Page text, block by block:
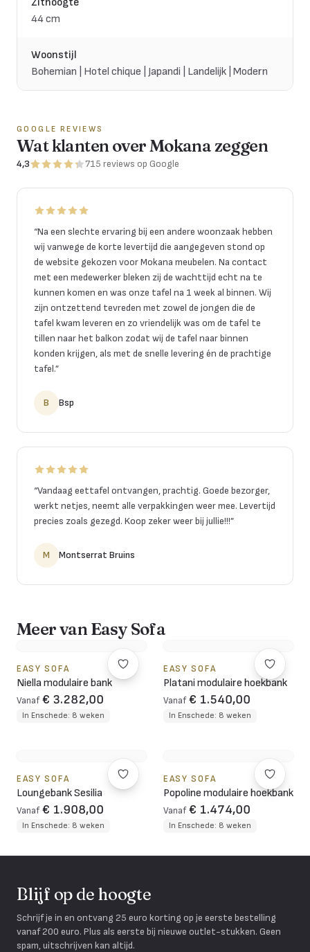
44 cm
Woonstijl
Bohemian | Hotel chique | Japandi | Landelijk | Modern
GOOGLE REVIEWS
Wat klanten over Mokana zeggen
4,3 715 reviews op Google
“Na een slechte ervaring bij een andere woonzaak hebben
wij vanwege de korte levertijd die aangegeven stond op
de website gekozen voor Mokana meubelen. Na contact
met een medewerker bleken zij de wachttijd echt na te
kunnen komen en was onze tafel na 1 week al binnen. Wij
zijn ontzettend tevreden met zowel de jongen die de
tafel kwam leveren en zo vriendelijk was om de tafel te
tillen naar het balkon zodat wij de tafel naar binnen
konden krijgen, als met de snelle levering én de prachtige
tafel.”
B Bsp
“Vandaag eettafel ontvangen, prachtig. Goede bezorger,
werkt netjes, neemt alle verpakkingen weer mee. Levertijd
precies zoals gezegd. Koop zeker weer bij jullie!!!”
M Montserrat Bruins
Meer van Easy Sofa
EASY SOFA
Niella modulaire bank
Vanaf € 3.282,00
In Enschede: 8 weken
EASY SOFA
Platani modulaire hoekbank
Vanaf € 1.540,00
In Enschede: 8 weken
EASY SOFA
Loungebank Sesilia
Vanaf € 1.908,00
In Enschede: 8 weken
EASY SOFA
Popoline modulaire hoekbank
Vanaf € 1.474,00
In Enschede: 8 weken
Blijf op de hoogte
Schrijf je in en ontvang 25 euro korting op je eerste bestelling
vanaf 200 euro. Plus als eerste bij nieuwe outlet-stukken. Geen
spam, uitschrijven kan altijd.